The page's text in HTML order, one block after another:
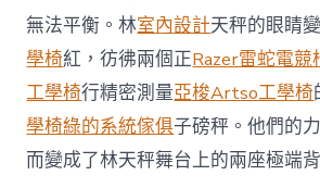
無法平衡。林室內設計天秤的眼睛
學椅紅，彷彿兩個正Razer雷蛇電競
工學椅行精密測量亞梭Artso工學椅
學椅綠的系統傢俱子磅秤。他們的
而變成了林天秤舞台上的兩座極端